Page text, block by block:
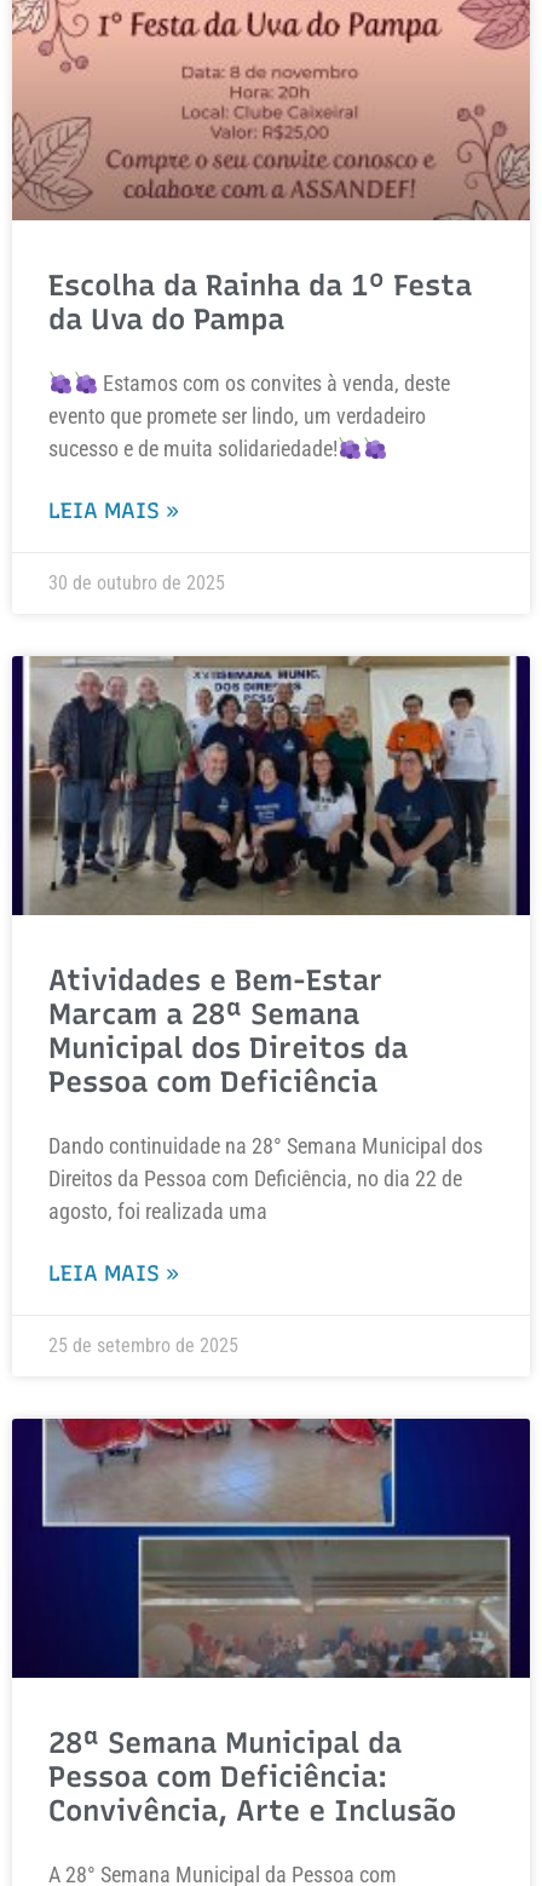
Escolha da Rainha da 1º Festa
da Uva do Pampa
Estamos com os convites à venda, deste
evento que promete ser lindo, um verdadeiro
sucesso e de muita solidariedade!
LEIA MAIS »
30 de outubro de 2025
Atividades e Bem-Estar
Marcam a 28ª Semana
Municipal dos Direitos da
Pessoa com Deficiência
Dando continuidade na 28° Semana Municipal dos
Direitos da Pessoa com Deficiência, no dia 22 de
agosto, foi realizada uma
LEIA MAIS »
25 de setembro de 2025
28ª Semana Municipal da
Pessoa com Deficiência:
Convivência, Arte e Inclusão
A 28° Semana Municipal da Pessoa com